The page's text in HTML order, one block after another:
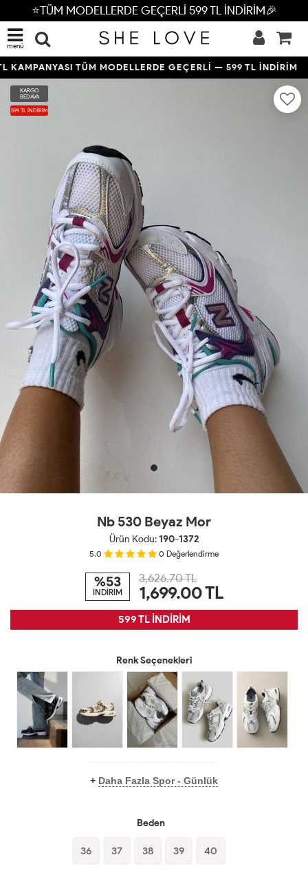
⭐TÜM MODELLERDE GEÇERLİ 599 TL İNDİRİM🎉
menü
KAMPANYASI TÜM MODELLERDE GEÇERLİ — 599 TL İNDİRİM
KARGO
BEDAVA
599 TL İNDİRİM
Nb 530 Beyaz Mor
Ürün Kodu:190-1372
5.0 0 Değerlendirme
%53
İNDİRİM
3,626.70 TL
1,699.00TL
599 TL İNDİRİM
Renk Seçenekleri
+ Daha Fazla Spor - Günlük
Beden
36 37 38 39 40